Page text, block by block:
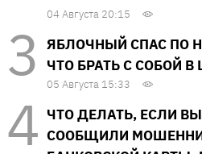
04 Августа 20:15
ЯБЛОЧНЫЙ СПАС ПО
ЧТО БРАТЬ С СОБОЙ В
05 Августа 15:33
ЧТО ДЕЛАТЬ, ЕСЛИ
СООБЩИЛИ